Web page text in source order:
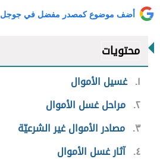
أضف موضوع كمصدر مفضل في جوجل
محتويات
١ غسيل الأموال
٢ مراحل غسل الأموال
٣ مصادر الأموال غير الشرعيّة
٤ آثار غسل الأموال